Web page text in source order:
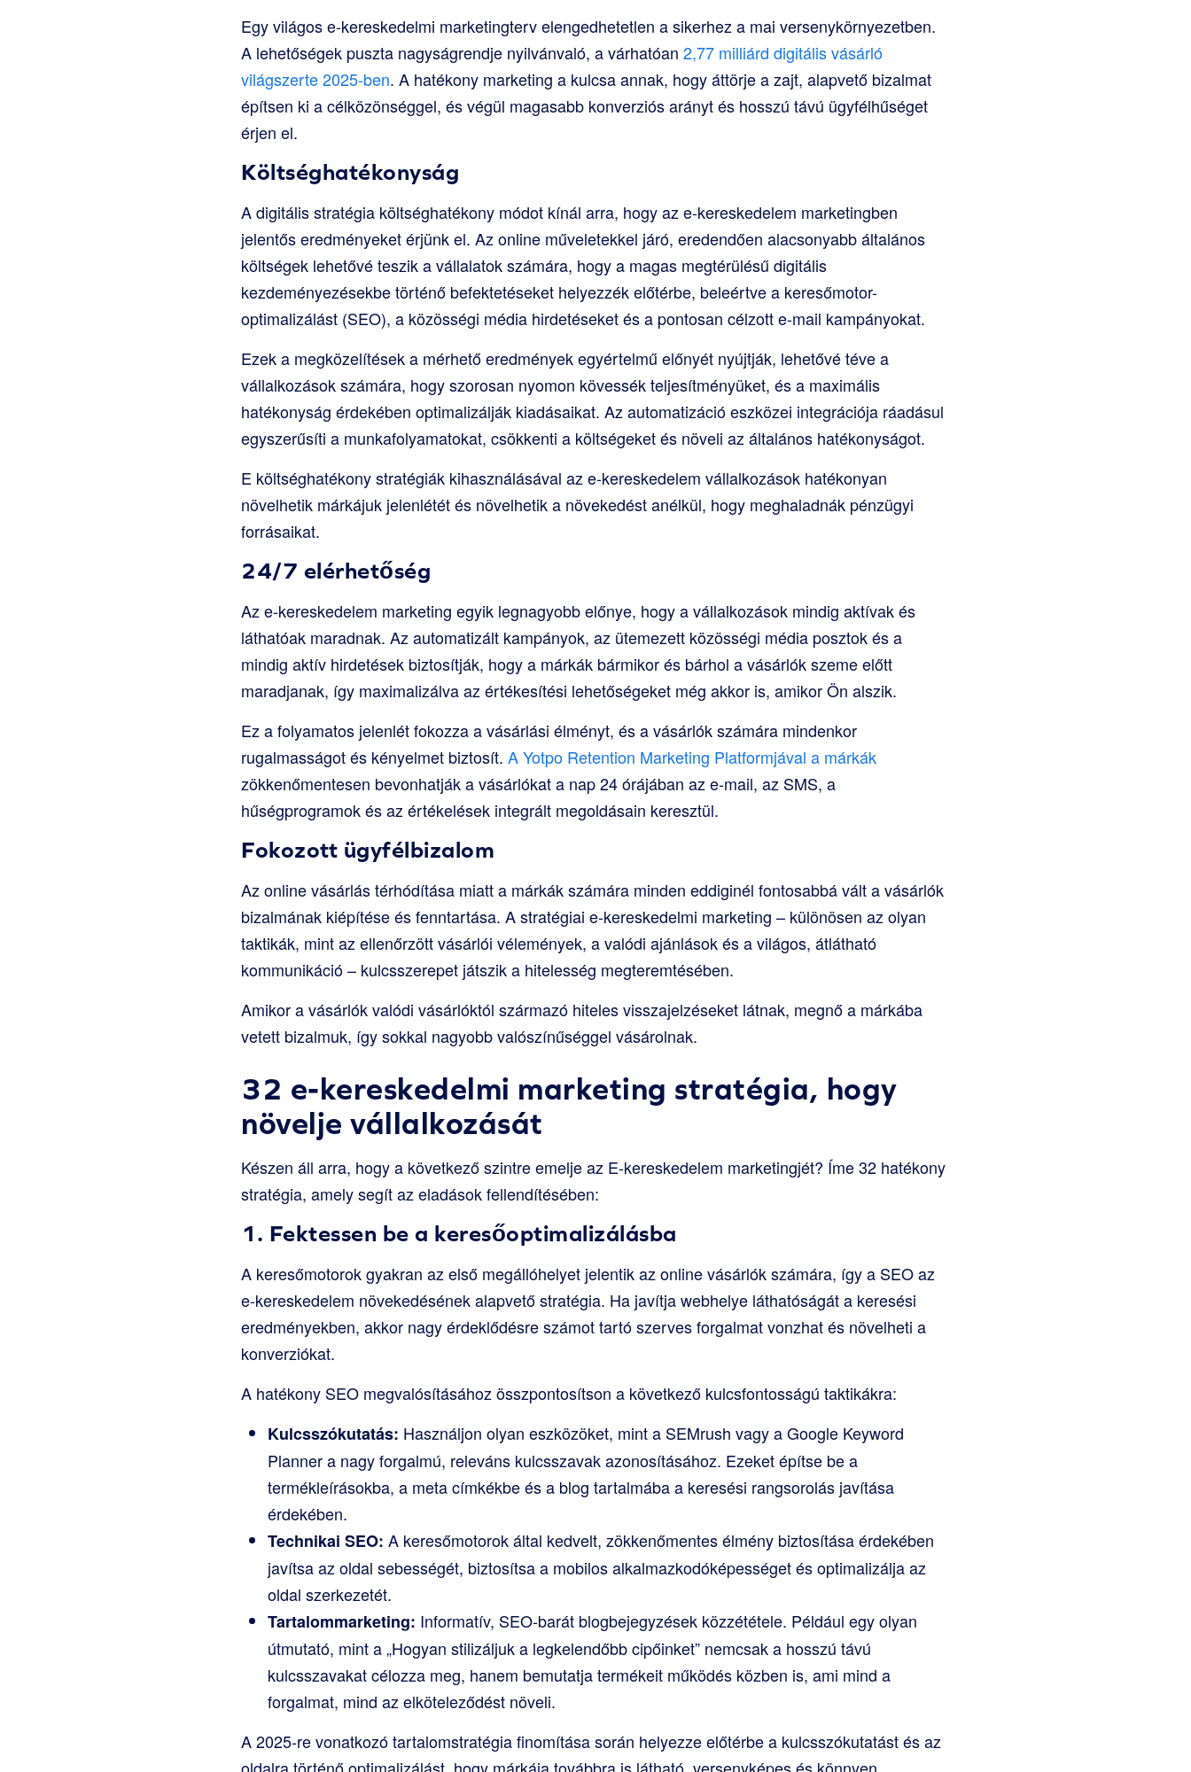
Egy világos e-kereskedelmi marketingterv elengedhetetlen a sikerhez a mai versenykörnyezetben.
A lehetőségek puszta nagyságrendje nyilvánvaló, a várhatóan 2,77 milliárd digitális vásárló
világszerte 2025-ben. A hatékony marketing a kulcsa annak, hogy áttörje a zajt, alapvető bizalmat
építsen ki a célközönséggel, és végül magasabb konverziós arányt és hosszú távú ügyfélhűséget
érjen el.
Költséghatékonyság
A digitális stratégia költséghatékony módot kínál arra, hogy az e-kereskedelem marketingben
jelentős eredményeket érjünk el. Az online műveletekkel járó, eredendően alacsonyabb általános
költségek lehetővé teszik a vállalatok számára, hogy a magas megtérülésű digitális
kezdeményezésekbe történő befektetéseket helyezzék előtérbe, beleértve a keresőmotor-
optimalizálást (SEO), a közösségi média hirdetéseket és a pontosan célzott e-mail kampányokat.
Ezek a megközelítések a mérhető eredmények egyértelmű előnyét nyújtják, lehetővé téve a
vállalkozások számára, hogy szorosan nyomon kövessék teljesítményüket, és a maximális
hatékonyság érdekében optimalizálják kiadásaikat. Az automatizáció eszközei integrációja ráadásul
egyszerűsíti a munkafolyamatokat, csökkenti a költségeket és növeli az általános hatékonyságot.
E költséghatékony stratégiák kihasználásával az e-kereskedelem vállalkozások hatékonyan
növelhetik márkájuk jelenlétét és növelhetik a növekedést anélkül, hogy meghaladnák pénzügyi
forrásaikat.
24/7 elérhetőség
Az e-kereskedelem marketing egyik legnagyobb előnye, hogy a vállalkozások mindig aktívak és
láthatóak maradnak. Az automatizált kampányok, az ütemezett közösségi média posztok és a
mindig aktív hirdetések biztosítják, hogy a márkák bármikor és bárhol a vásárlók szeme előtt
maradjanak, így maximalizálva az értékesítési lehetőségeket még akkor is, amikor Ön alszik.
Ez a folyamatos jelenlét fokozza a vásárlási élményt, és a vásárlók számára mindenkor
rugalmasságot és kényelmet biztosít. A Yotpo Retention Marketing Platformjával a márkák
zökkenőmentesen bevonhatják a vásárlókat a nap 24 órájában az e-mail, az SMS, a
hűségprogramok és az értékelések integrált megoldásain keresztül.
Fokozott ügyfélbizalom
Az online vásárlás térhódítása miatt a márkák számára minden eddiginél fontosabbá vált a vásárlók
bizalmának kiépítése és fenntartása. A stratégiai e-kereskedelmi marketing – különösen az olyan
taktikák, mint az ellenőrzött vásárlói vélemények, a valódi ajánlások és a világos, átlátható
kommunikáció – kulcsszerepet játszik a hitelesség megteremtésében.
Amikor a vásárlók valódi vásárlóktól származó hiteles visszajelzéseket látnak, megnő a márkába
vetett bizalmuk, így sokkal nagyobb valószínűséggel vásárolnak.
32 e-kereskedelmi marketing stratégia, hogy
növelje vállalkozását
Készen áll arra, hogy a következő szintre emelje az E-kereskedelem marketingjét? Íme 32 hatékony
stratégia, amely segít az eladások fellendítésében:
1. Fektessen be a keresőoptimalizálásba
A keresőmotorok gyakran az első megállóhelyet jelentik az online vásárlók számára, így a SEO az
e-kereskedelem növekedésének alapvető stratégia. Ha javítja webhelye láthatóságát a keresési
eredményekben, akkor nagy érdeklődésre számot tartó szerves forgalmat vonzhat és növelheti a
konverziókat.
A hatékony SEO megvalósításához összpontosítson a következő kulcsfontosságú taktikákra:
Kulcsszókutatás: Használjon olyan eszközöket, mint a SEMrush vagy a Google Keyword
Planner a nagy forgalmú, releváns kulcsszavak azonosításához. Ezeket építse be a
termékleírásokba, a meta címkékbe és a blog tartalmába a keresési rangsorolás javítása
érdekében.
Technikai SEO: A keresőmotorok által kedvelt, zökkenőmentes élmény biztosítása érdekében
javítsa az oldal sebességét, biztosítsa a mobilos alkalmazkodóképességet és optimalizálja az
oldal szerkezetét.
Tartalommarketing: Informatív, SEO-barát blogbejegyzések közzététele. Például egy olyan
útmutató, mint a „Hogyan stilizáljuk a legkelendőbb cipőinket” nemcsak a hosszú távú
kulcsszavakat célozza meg, hanem bemutatja termékeit működés közben is, ami mind a
forgalmat, mind az elköteleződést növeli.
A 2025-re vonatkozó tartalomstratégia finomítása során helyezze előtérbe a kulcsszókutatást és az
oldalra történő optimalizálást, hogy márkája továbbra is látható, versenyképes és könnyen